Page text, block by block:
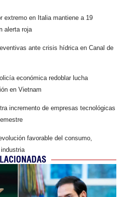
extremo en Italia mantiene a 19
alerta roja
ante crisis hídrica en Canal de
económica redoblar lucha
en Vietnam
incremento de empresas tecnológicas
favorable del consumo,